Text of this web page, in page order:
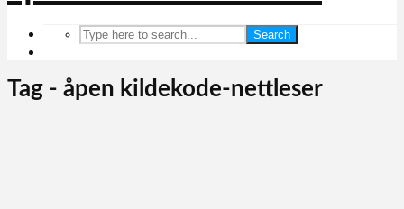
Search
Tag - åpen kildekode-nettleser